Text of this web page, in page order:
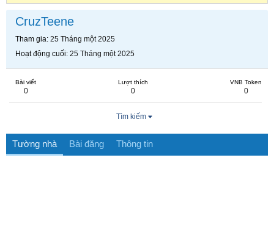
CruzTeene
Tham gia 25 Tháng một 2025
Hoạt động cuối 25 Tháng một 2025
Bài viết
0
Lượt thích
0
VNB Token
0
Tìm kiếm
Tường nhà Bài đăng Thông tin